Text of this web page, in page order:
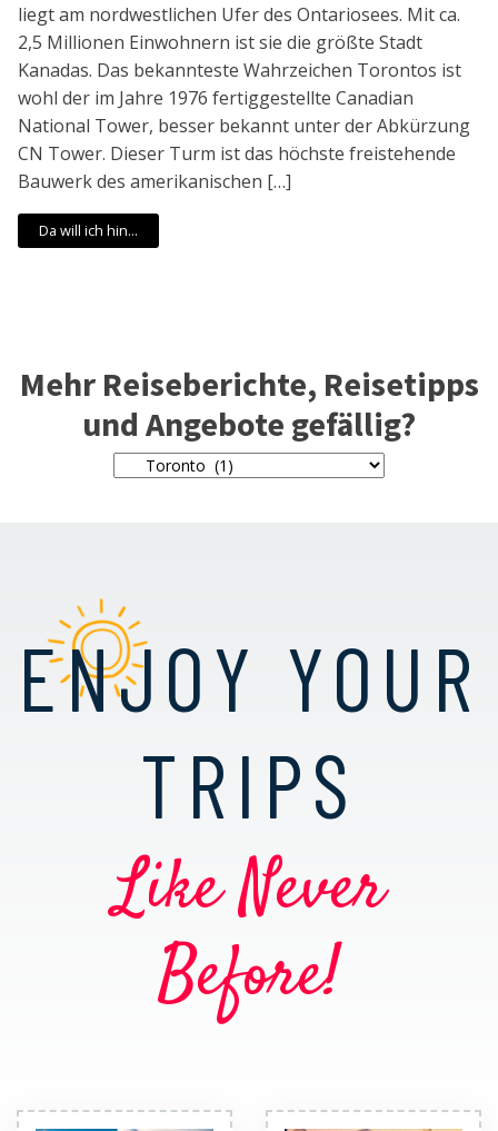
liegt am nordwestlichen Ufer des Ontariosees. Mit ca.
2,5 Millionen Einwohnern ist sie die größte Stadt
Kanadas. Das bekannteste Wahrzeichen Torontos ist
wohl der im Jahre 1976 fertiggestellte Canadian
National Tower, besser bekannt unter der Abkürzung
CN Tower. Dieser Turm ist das höchste freistehende
Bauwerk des amerikanischen […]
Da will ich hin...
Mehr Reiseberichte, Reisetipps
und Angebote gefällig?
ENJOY YOUR
TRIPS
Like Never
Before!